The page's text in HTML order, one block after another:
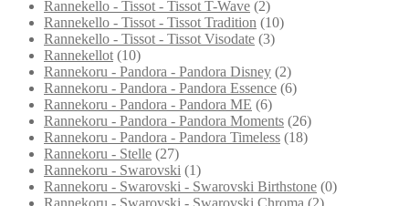
Rannekello - Tissot - Tissot T-Wave (2)
Rannekello - Tissot - Tissot Tradition (10)
Rannekello - Tissot - Tissot Visodate (3)
Rannekellot (10)
Rannekoru - Pandora - Pandora Disney (2)
Rannekoru - Pandora - Pandora Essence (6)
Rannekoru - Pandora - Pandora ME (6)
Rannekoru - Pandora - Pandora Moments (26)
Rannekoru - Pandora - Pandora Timeless (18)
Rannekoru - Stelle (27)
Rannekoru - Swarovski (1)
Rannekoru - Swarovski - Swarovski Birthstone (0)
Rannekoru - Swarovski - Swarovski Chroma (2)